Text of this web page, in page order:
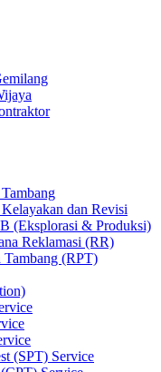
dan Revisi
(Eksplorasi & Produksi)
Reklamasi (RR)
Tambang (RPT)
(SPT) Service